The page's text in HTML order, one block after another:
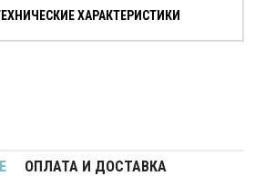
ХАРАКТЕРИСТИКИ
ОПЛАТА И ДОСТАВКА